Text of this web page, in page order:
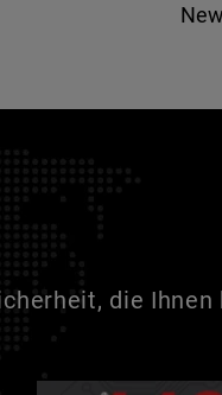
die